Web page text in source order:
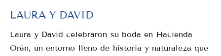
LAURA Y DAVID
Laura y David celebraron su boda en Hacienda
Orán, un entorno lleno de historia y naturaleza que